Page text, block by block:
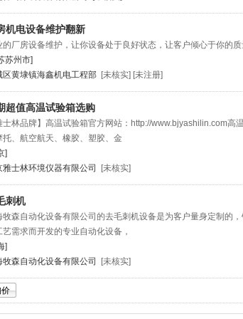
机电设备维护翻新
的厂房设备维护，让你设备处于良好状态，让客户倾心于你的质
苏州市]
区黄埭镇海鑫机电工程部 [未核实] [未注册]
超值高温试验箱选购
士林品牌】高温试验箱官方网站：http://www.bjyashilin.com高
托、航空航天、橡胶、塑胶、金
]
雅士林环境仪器有限公司
[未核实]
刺机
牧森自动化设备有限公司的去毛刺机设备是为客户量身定制的
艺需求而开发的专业自动化设备，
]
牧森自动化设备有限公司
[未核实]